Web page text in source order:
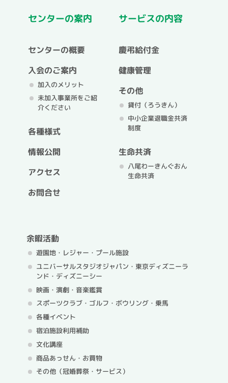
センターの案内
センターの概要
入会のご案内
加入のメリット
未加入事業所をご紹
介ください
各種様式
情報公開
アクセス
お問合せ
サービスの内容
慶弔給付金
健康管理
その他
貸付（ろうきん）
中小企業退職金共済
制度
生命共済
八尾わーきんぐおん
生命共済
余暇活動
遊園地・レジャー・プール施設
ユニバーサルスタジオジャパン・ 東京ディズニーラ
ンド・ディズニーシー
映画・演劇・音楽鑑賞
スポーツクラブ・ゴルフ・ ボウリング・乗馬
各種イベント
宿泊施設利用補助
文化講座
商品あっせん・お買物
その他（冠婚葬祭・サービス）